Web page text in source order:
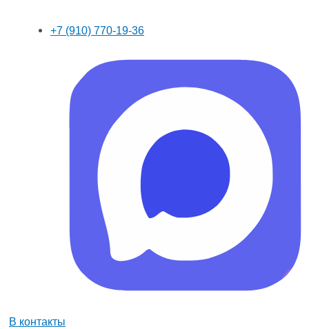
+7 (910) 770-19-36
В контакты